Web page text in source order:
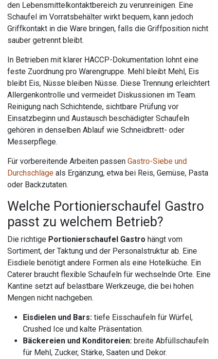
den Lebensmittelkontaktbereich zu verunreinigen. Eine
Schaufel im Vorratsbehälter wirkt bequem, kann jedoch
Griffkontakt in die Ware bringen, falls die Griffposition nicht
sauber getrennt bleibt.
In Betrieben mit klarer HACCP-Dokumentation lohnt eine
feste Zuordnung pro Warengruppe. Mehl bleibt Mehl, Eis
bleibt Eis, Nüsse bleiben Nüsse. Diese Trennung erleichtert
Allergenkontrolle und vermeidet Diskussionen im Team.
Reinigung nach Schichtende, sichtbare Prüfung vor
Einsatzbeginn und Austausch beschädigter Schaufeln
gehören in denselben Ablauf wie Schneidbrett- oder
Messerpflege.
Für vorbereitende Arbeiten passen Gastro-Siebe und
Durchschläge als Ergänzung, etwa bei Reis, Gemüse, Pasta
oder Backzutaten.
Welche Portionierschaufel Gastro
passt zu welchem Betrieb?
Die richtige Portionierschaufel Gastro hängt vom
Sortiment, der Taktung und der Personalstruktur ab. Eine
Eisdiele benötigt andere Formen als eine Hotelküche. Ein
Caterer braucht flexible Schaufeln für wechselnde Orte. Eine
Kantine setzt auf belastbare Werkzeuge, die bei hohen
Mengen nicht nachgeben.
Eisdielen und Bars: tiefe Eisschaufeln für Würfel,
Crushed Ice und kalte Präsentation.
Bäckereien und Konditoreien: breite Abfüllschaufeln
für Mehl, Zucker, Stärke, Saaten und Dekor.